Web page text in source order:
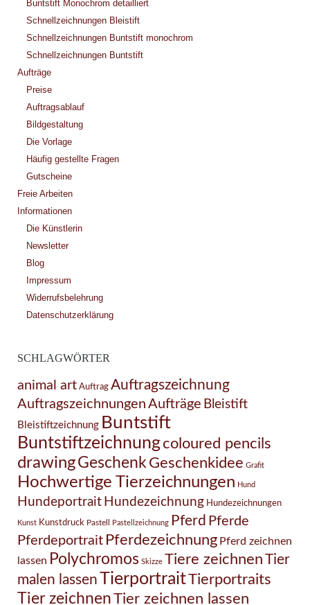
Buntstift Monochrom detailliert
Schnellzeichnungen Bleistift
Schnellzeichnungen Buntstift monochrom
Schnellzeichnungen Buntstift
Aufträge
Preise
Auftragsablauf
Bildgestaltung
Die Vorlage
Häufig gestellte Fragen
Gutscheine
Freie Arbeiten
Informationen
Die Künstlerin
Newsletter
Blog
Impressum
Widerrufsbelehrung
Datenschutzerklärung
SCHLAGWÖRTER
animal art Auftrag Auftragszeichnung
Auftragszeichnungen Aufträge Bleistift
Bleistiftzeichnung Buntstift
Buntstiftzeichnungcoloured pencils
drawingGeschenkGeschenkidee Grafit
Hochwertige Tierzeichnungen Hund
Hundeportrait Hundezeichnung Hundezeichnungen
Kunst Kunstdruck Pastell Pastellzeichnung Pferd Pferde
Pferdeportrait Pferdezeichnung Pferd zeichnen
lassen Polychromos Skizze Tiere zeichnenTier
malen lassen
TierportraitTierportraits
Tier zeichnenTier zeichnen lassen